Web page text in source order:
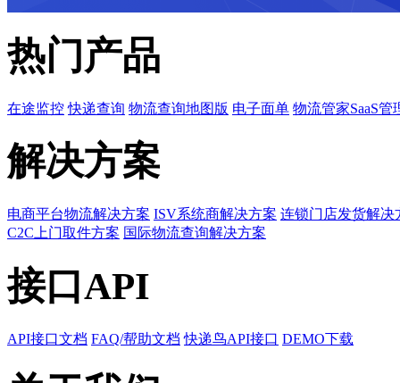
热门产品
在途监控 快递查询 物流查询地图版 电子面单 物流管家SaaS管
解决方案
电商平台物流解决方案 ISV系统商解决方案 连锁门店发货解决
C2C上门取件方案 国际物流查询解决方案
接口API
API接口文档 FAQ/帮助文档 快递鸟API接口 DEMO下载